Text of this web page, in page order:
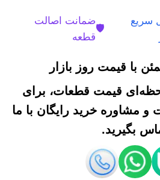
سریع
🛡️
ضمانت اصالت
قطعه
با قیمت روز بازار
قیمت قطعات، برای
و مشاوره خرید رایگان با ما
بگیرید.